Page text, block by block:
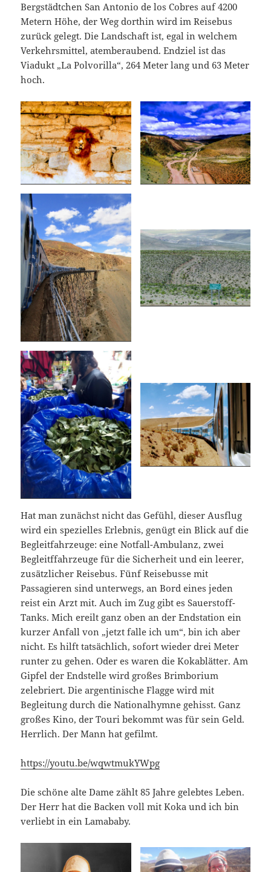
Bergstädtchen San Antonio de los Cobres auf 4200
Metern Höhe, der Weg dorthin wird im Reisebus
zurück gelegt. Die Landschaft ist, egal in welchem
Verkehrsmittel, atemberaubend. Endziel ist das
Viadukt „La Polvorilla“, 264 Meter lang und 63 Meter
hoch.
Hat man zunächst nicht das Gefühl, dieser Ausflug
wird ein spezielles Erlebnis, genügt ein Blick auf die
Begleitfahrzeuge: eine Notfall-Ambulanz, zwei
Begleitffahrzeuge für die Sicherheit und ein leerer,
zusätzlicher Reisebus. Fünf Reisebusse mit
Passagieren sind unterwegs, an Bord eines jeden
reist ein Arzt mit. Auch im Zug gibt es Sauerstoff-
Tanks. Mich ereilt ganz oben an der Endstation ein
kurzer Anfall von „jetzt falle ich um“, bin ich aber
nicht. Es hilft tatsächlich, sofort wieder drei Meter
runter zu gehen. Oder es waren die Kokablätter. Am
Gipfel der Endstelle wird großes Brimborium
zelebriert. Die argentinische Flagge wird mit
Begleitung durch die Nationalhymne gehisst. Ganz
großes Kino, der Touri bekommt was für sein Geld.
Herrlich. Der Mann hat gefilmt.
https://youtu.be/wqwtmukYWpg
Die schöne alte Dame zählt 85 Jahre gelebtes Leben.
Der Herr hat die Backen voll mit Koka und ich bin
verliebt in ein Lamababy.